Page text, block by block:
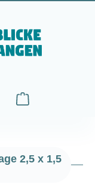
Le panier
2,5 x 1,5